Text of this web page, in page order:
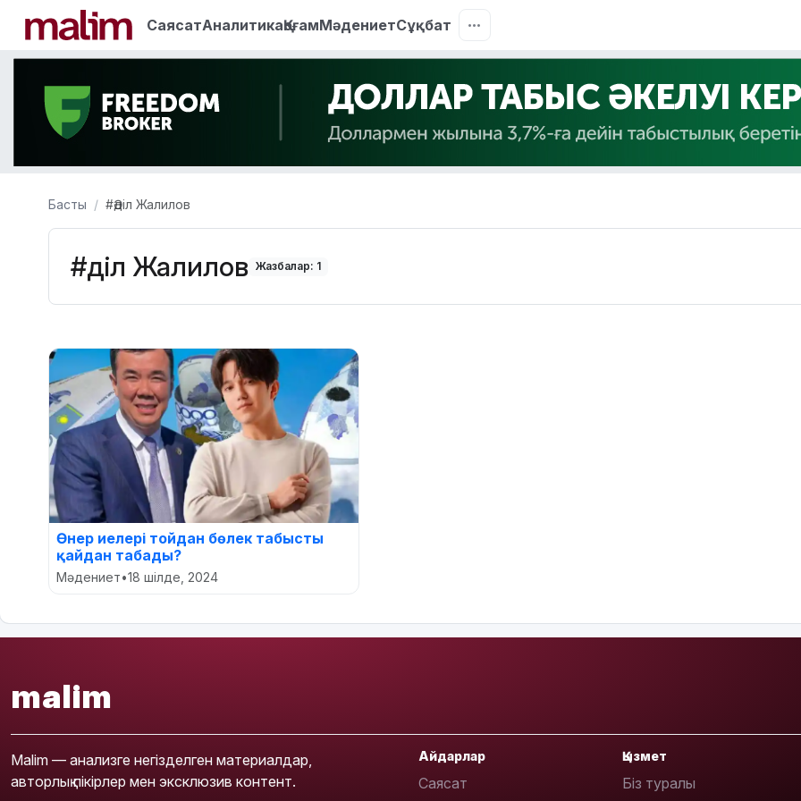
СаясатАналитикаҚоғамМәдениетСұқбат
Басты #Әділ Жалилов
#Әділ Жалилов Жазбалар: 1
Өнер иелері тойдан бөлек табысты
қайдан табады?
Мәдениет•18 шілде, 2024
malim
Malim — анализге негізделген материалдар,
авторлық пікірлер мен эксклюзив контент.
Айдарлар
Саясат
Қызмет
Біз туралы